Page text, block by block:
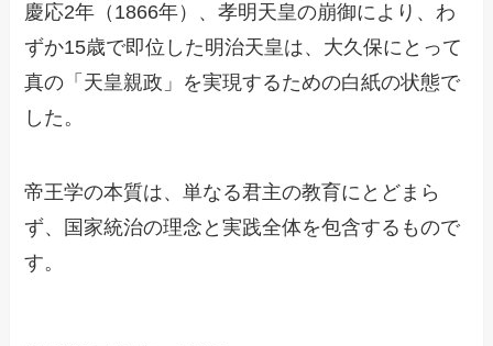
慶応2年（1866年）、孝明天皇の崩御により、わ
ずか15歳で即位した明治天皇は、大久保にとって
真の「天皇親政」を実現するための白紙の状態で
した。
帝王学の本質は、単なる君主の教育にとどまら
ず、国家統治の理念と実践全体を包含するもので
す。